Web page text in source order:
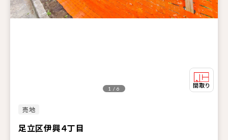
売地
足立区伊興４丁目
1 / 6